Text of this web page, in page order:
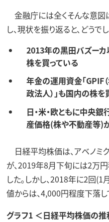
金融庁には全くそんな意図
し、現状を振り返ると、どうでし
2013年の黒田バズーカ
株を買っている
年金の運用資金「GPIF
政法人）」も国内の株を
日・米・欧ともに中央
産価格(株や不動産等)
日経平均株価は、アベノミ
が、2019年8月下旬には2万
した。しかし、2018年に2回
値からは、4,000円程度下落し
グラフ1 ＜日経平均株価の